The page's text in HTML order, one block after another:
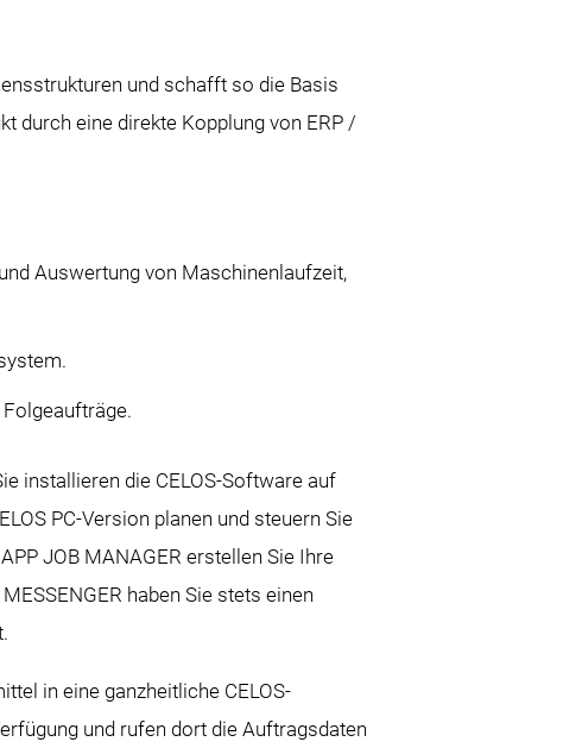
und schafft so die Basis
durch eine direkte Kopplung von ERP /
Auswertung von Maschinenlaufzeit,
installieren die CELOS-Software auf
PC-Version planen und steuern Sie
JOB MANAGER erstellen Sie Ihre
haben Sie stets einen
in eine ganzheitliche CELOS-
und rufen dort die Auftragsdaten